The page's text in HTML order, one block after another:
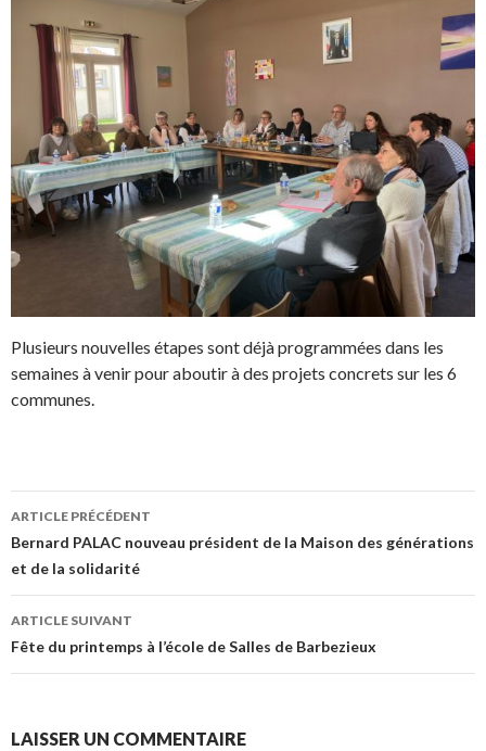
Plusieurs nouvelles étapes sont déjà programmées dans les
semaines à venir pour aboutir à des projets concrets sur les 6
communes.
Navigation de l’article
ARTICLE PRÉCÉDENT
Bernard PALAC nouveau président de la Maison des générations
et de la solidarité
ARTICLE SUIVANT
Fête du printemps à l’école de Salles de Barbezieux
LAISSER UN COMMENTAIRE